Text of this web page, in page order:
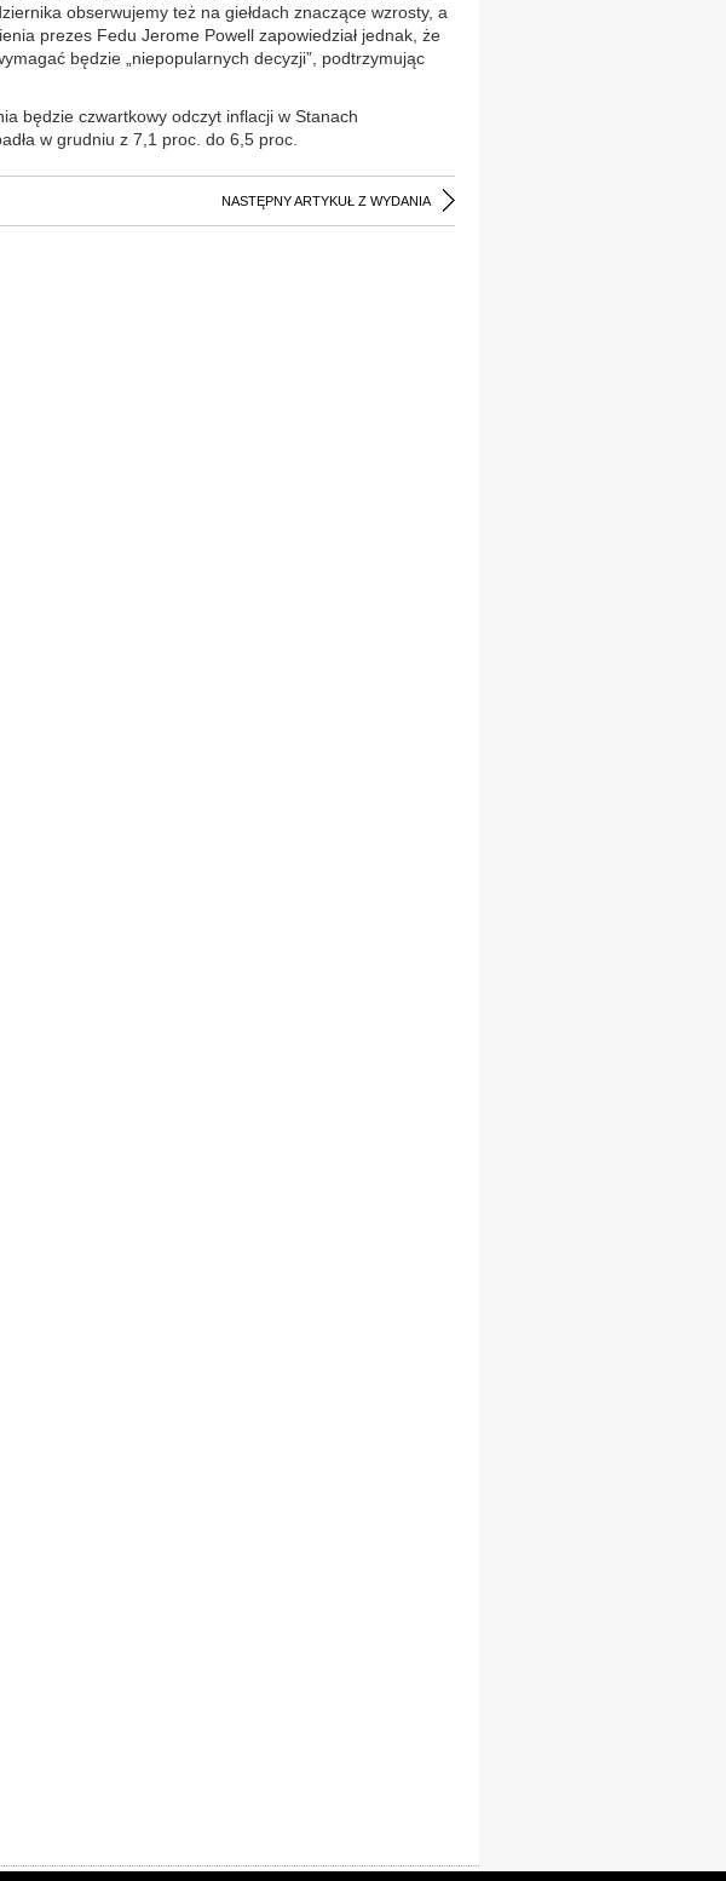
obserwujemy też na giełdach znaczące wzrosty, a
prezes Fedu Jerome Powell zapowiedział jednak, że
będzie „niepopularnych decyzji”, podtrzymując
będzie czwartkowy odczyt inflacji w Stanach
w grudniu z 7,1 proc. do 6,5 proc.
NASTĘPNY ARTYKUŁ Z WYDANIA